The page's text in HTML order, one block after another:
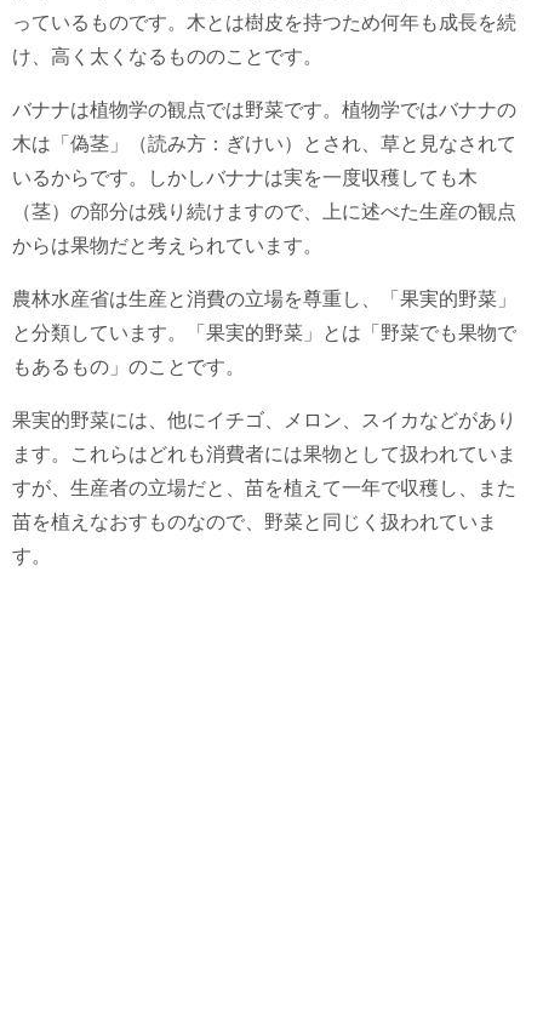
っているものです。木とは樹皮を持つため何年も成長を続
け、高く太くなるもののことです。
バナナは植物学の観点では野菜です。植物学ではバナナの
木は「偽茎」（読み方：ぎけい）とされ、草と見なされて
いるからです。しかしバナナは実を一度収穫しても木
（茎）の部分は残り続けますので、上に述べた生産の観点
からは果物だと考えられています。
農林水産省は生産と消費の立場を尊重し、「果実的野菜」
と分類しています。「果実的野菜」とは「野菜でも果物で
もあるもの」のことです。
果実的野菜には、他にイチゴ、メロン、スイカなどがあり
ます。これらはどれも消費者には果物として扱われていま
すが、生産者の立場だと、苗を植えて一年で収穫し、また
苗を植えなおすものなので、野菜と同じく扱われていま
す。